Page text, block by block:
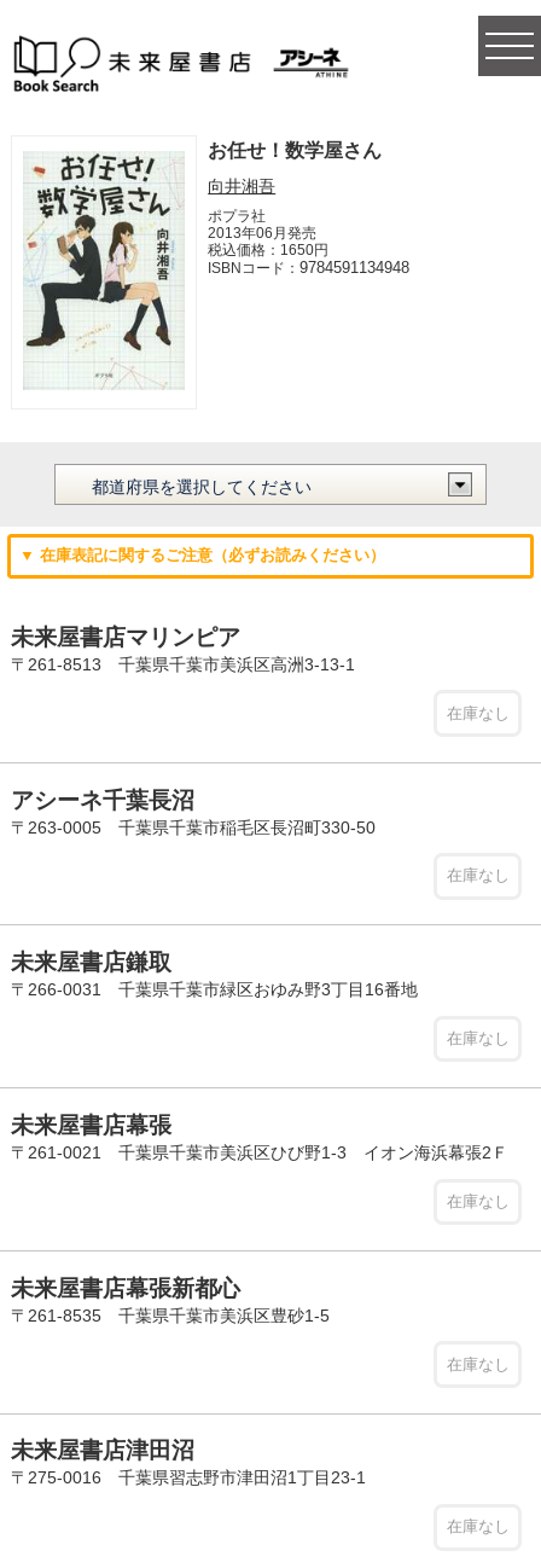
お任せ！数学屋さん
向井湘吾
ポプラ社
2013年06月発売
税込価格：1650円
ISBNコード：9784591134948
▼ 在庫表記に関するご注意（必ずお読みください）
未来屋書店マリンピア
〒261-8513 千葉県千葉市美浜区高洲3-13-1
在庫なし
アシーネ千葉長沼
〒263-0005 千葉県千葉市稲毛区長沼町330-50
在庫なし
未来屋書店鎌取
〒266-0031 千葉県千葉市緑区おゆみ野3丁目16番地
在庫なし
未来屋書店幕張
〒261-0021 千葉県千葉市美浜区ひび野1-3 イオン海浜幕張2Ｆ
在庫なし
未来屋書店幕張新都心
〒261-8535 千葉県千葉市美浜区豊砂1-5
在庫なし
未来屋書店津田沼
〒275-0016 千葉県習志野市津田沼1丁目23-1
在庫なし